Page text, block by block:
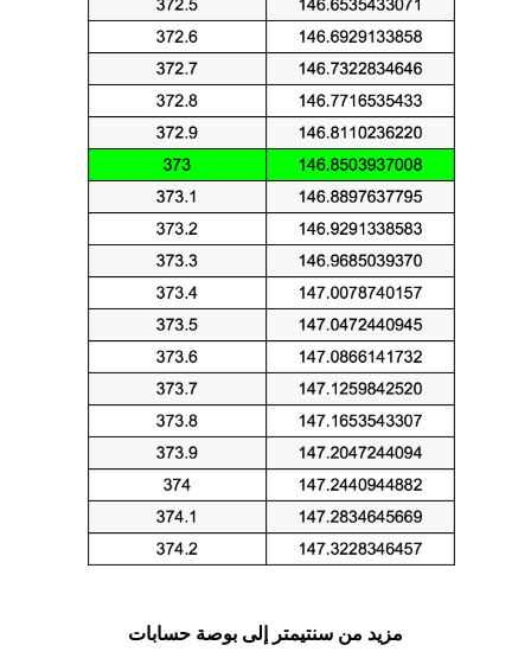
مزيد من سنتيمتر إلى بوصة حسابات